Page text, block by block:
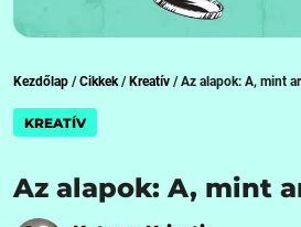
Kezdőlap /Cikkek/ Kreatív /Az alapok: A, mint
KREATÍV
Az alapok: A, mint